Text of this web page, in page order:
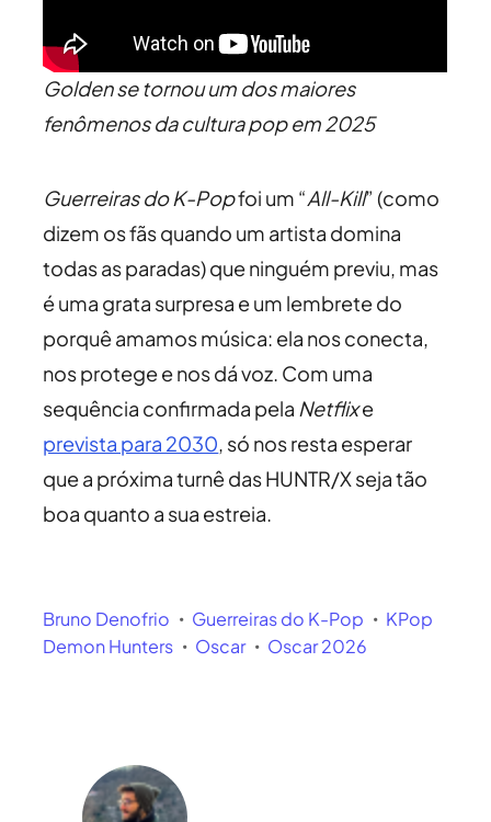
Golden se tornou um dos maiores
fenômenos da cultura pop em 2025
Guerreiras do K-Popfoi um “All-Kill” (como
dizem os fãs quando um artista domina
todas as paradas) que ninguém previu, mas
é uma grata surpresa e um lembrete do
porquê amamos música: ela nos conecta,
nos protege e nos dá voz. Com uma
sequência confirmada pela Netflixe
prevista para 2030, só nos resta esperar
que a próxima turnê das HUNTR/X seja tão
boa quanto a sua estreia.
Bruno Denofrio Guerreiras do K-Pop
KPop
Demon Hunters
Oscar Oscar 2026